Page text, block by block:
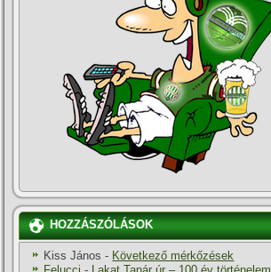
HOZZÁSZÓLÁSOK
Kiss János - Következő mérkőzések